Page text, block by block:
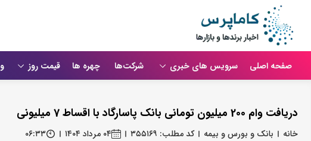
صفحه اصلی سرویس های خبری شرکت‌ها چهره ها قیمت روز
دریافت وام 200 میلیون تومانی بانک پاسارگاد با اقساط 7 میلیونی
خانه بانک و بورس و بیمه کد مطلب: ۳۵۵۱۶۹ ۰۴ مرداد ۱۴۰۴ ۰۶:۳۳